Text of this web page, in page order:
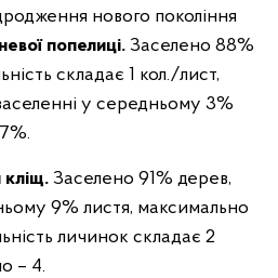
нового покоління
попелиці. Заселено 88%
складає 1 кол./лист,
у середньому 3%
Заселено 91% дерев,
9% листя, максимально
личинок складає 2
– 4.